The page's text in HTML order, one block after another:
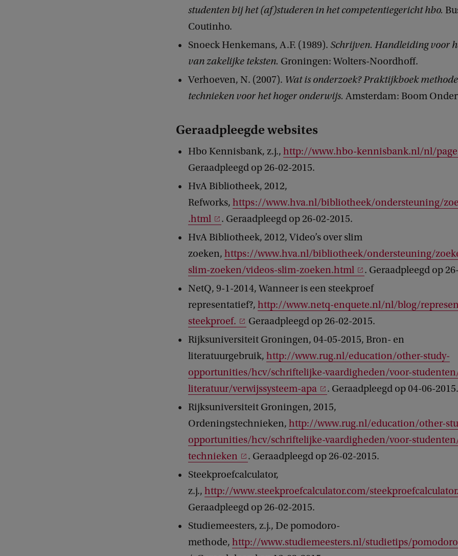
studenten bij het (af)studeren in het competentiegericht hbo.
Coutinho.
Snoeck Henkemans, A.F. (1989). Schrijven. Handleiding voor
van zakelijke teksten. Groningen: Wolters-Noordhoff.
Verhoeven, N. (2007). Wat is onderzoek? Praktijkboek
technieken voor het hoger onderwijs. Amsterdam: Boom
Geraadpleegde websites
Hbo Kennisbank, z.j., http://www.hbo-kennisbank.nl/nl/
Geraadpleegd op 26-02-2015.
HvA Bibliotheek, 2012,
Refworks, https://www.hva.nl/bibliotheek/ondersteuning/
.html
. Geraadpleegd op 26-02-2015.
HvA Bibliotheek, 2012, Video’s over slim
zoeken, https://www.hva.nl/bibliotheek/ondersteuning/
slim-zoeken/videos-slim-zoeken.html
. Geraadpleegd op
NetQ, 9-1-2014, Wanneer is een steekproef
representatief?, http://www.netq-enquete.nl/nl/blog/
steekproef.
Geraadpleegd op 26-02-2015.
Rijksuniversiteit Groningen, 04-05-2015, Bron- en
literatuurgebruik, http://www.rug.nl/education/other-study-
opportunities/hcv/schriftelijke-vaardigheden/voor-
literatuur/verwijssysteem-apa
. Geraadpleegd op 04-06-2015.
Rijksuniversiteit Groningen, 2015,
Ordeningstechnieken, http://www.rug.nl/education/other-
opportunities/hcv/schriftelijke-vaardigheden/voor-
technieken
. Geraadpleegd op 26-02-2015.
Steekproefcalculator,
z.j., http://www.steekproefcalculator.com/
Geraadpleegd op 26-02-2015.
Studiemeesters, z.j., De pomodoro-
methode, http://www.studiemeesters.nl/studietips/